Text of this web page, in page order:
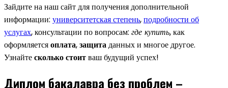
Зайдите на наш сайт для получения дополнительной
информации: университетская степень,подробности об
услугах, консультации по вопросам: где купить, как
оформляетсяоплата,защитаданных и многое другое.
Узнайтесколько стоитваш будущий успех!
Диплом бакалавра без проблем –